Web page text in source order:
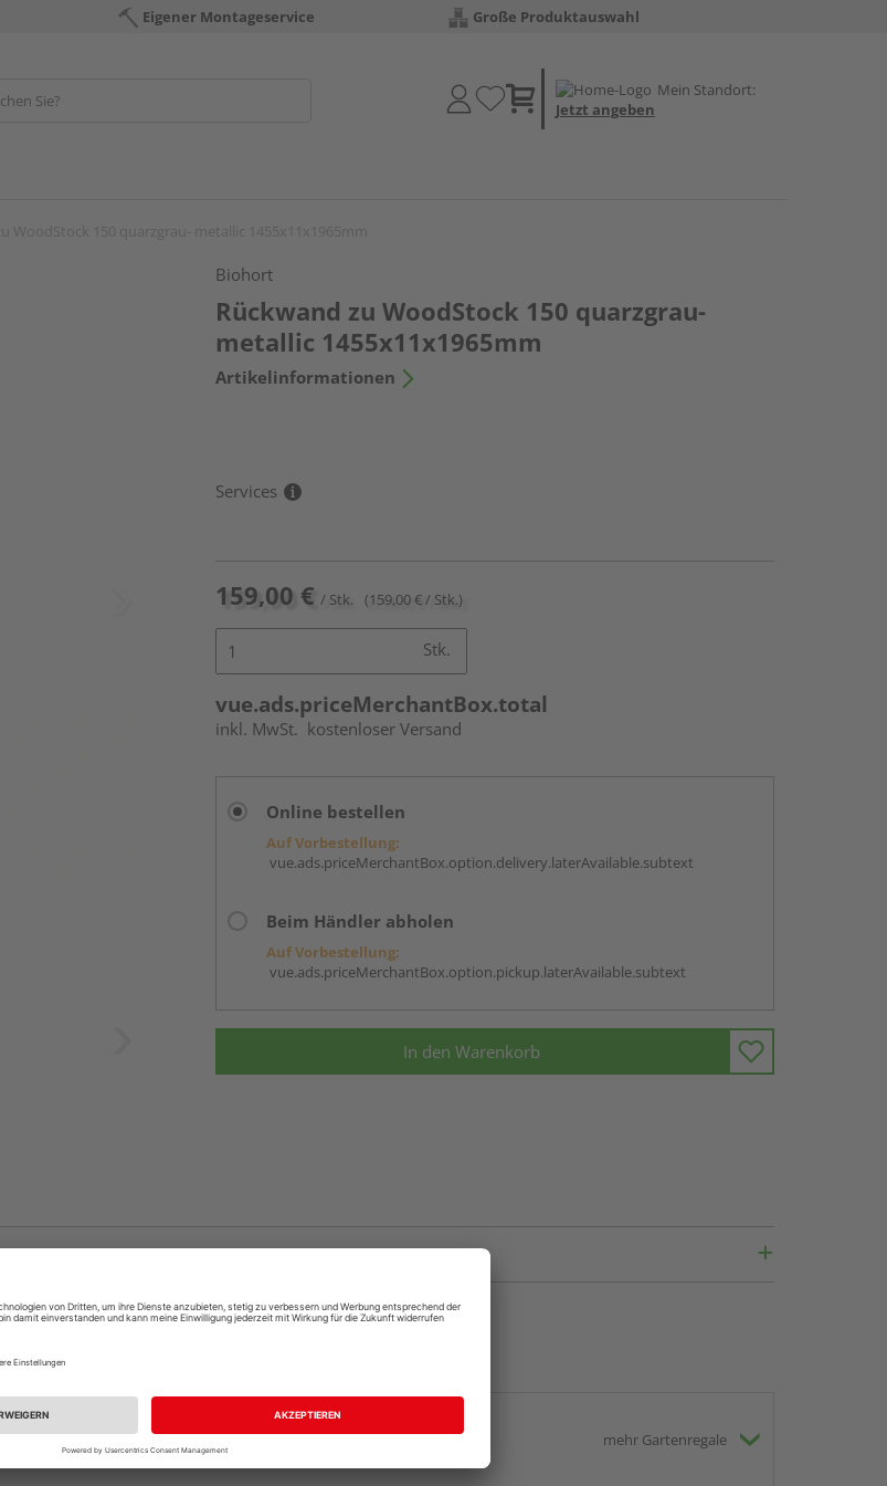
Eigener Montageservice Große Produktauswahl
Mein Standort:
Jetzt angeben
Biohort
Rückwand zu WoodStock 150 quarzgrau-
metallic 1455x11x1965mm
Artikelinformationen
Services
159,00 € / Stk. (159,00 € / Stk.)
Stk.
vue.ads.priceMerchantBox.total
inkl. MwSt. kostenloser Versand
Online bestellen
Auf Vorbestellung:
vue.ads.priceMerchantBox.option.delivery.laterAvailable.subtext
Beim Händler abholen
Auf Vorbestellung:
vue.ads.priceMerchantBox.option.pickup.laterAvailable.subtext
In den Warenkorb
mehr Gartenregale